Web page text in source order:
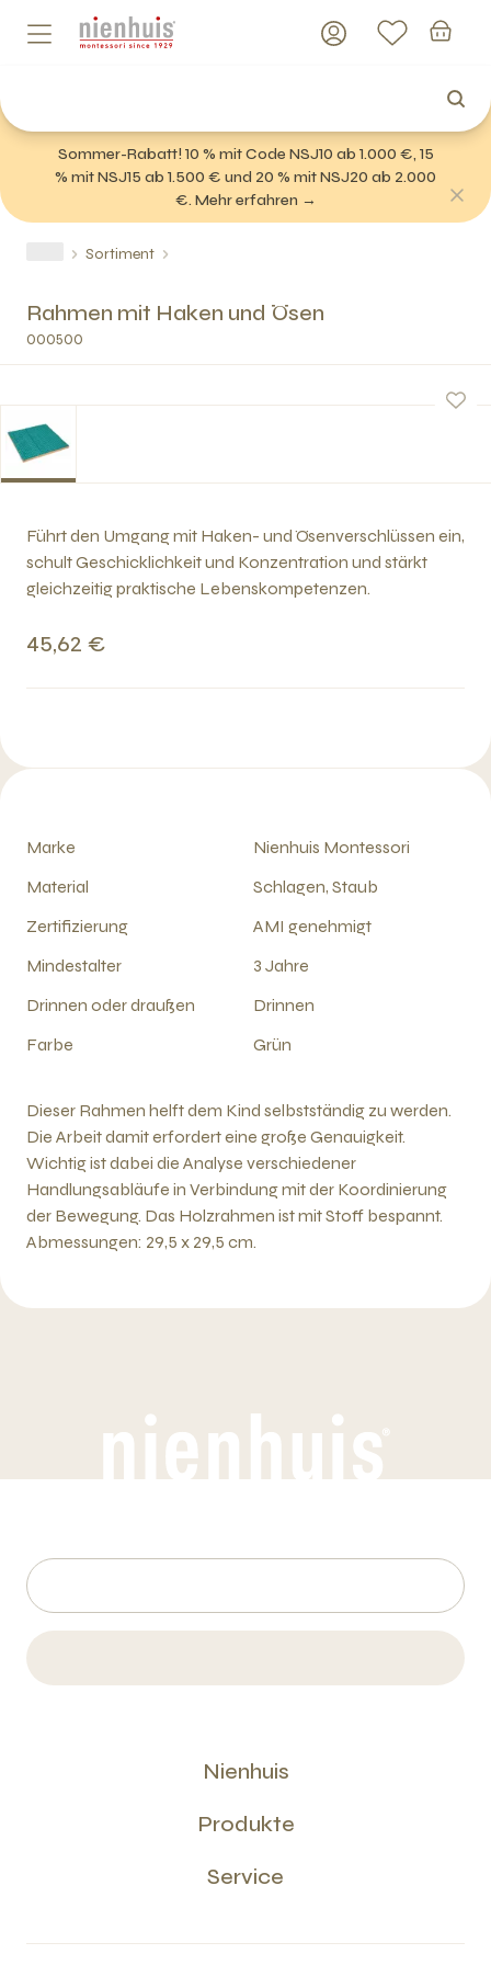
Sommer-Rabatt! 10 % mit Code NSJ10 ab 1.000 €, 15
% mit NSJ15 ab 1.500 € und 20 % mit NSJ20 ab 2.000
€. Mehr erfahren →
Sortiment
Rahmen mit Haken und Ösen
000500
Führt den Umgang mit Haken- und Ösenverschlüssen ein,
schult Geschicklichkeit und Konzentration und stärkt
gleichzeitig praktische Lebenskompetenzen.
45,62 €
Marke
Nienhuis Montessori
Material
Schlagen, Staub
Zertifizierung
AMI genehmigt
Mindestalter
3 Jahre
Drinnen oder draußen
Drinnen
Farbe
Grün
Dieser Rahmen helft dem Kind selbstständig zu werden.
Die Arbeit damit erfordert eine große Genauigkeit.
Wichtig ist dabei die Analyse verschiedener
Handlungsabläufe in Verbindung mit der Koordinierung
der Bewegung. Das Holzrahmen ist mit Stoff bespannt.
Abmessungen: 29,5 x 29,5 cm.
Nienhuis
Produkte
Service